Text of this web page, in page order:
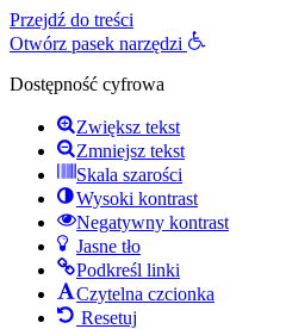
Przejdź do treści
Otwórz pasek narzędzi
Dostępność cyfrowa
Zwiększ tekst
Zmniejsz tekst
Skala szarości
Wysoki kontrast
Negatywny kontrast
Jasne tło
Podkreśl linki
Czytelna czcionka
Resetuj